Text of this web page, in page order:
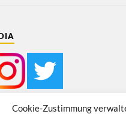
Cookie-Zustimmung